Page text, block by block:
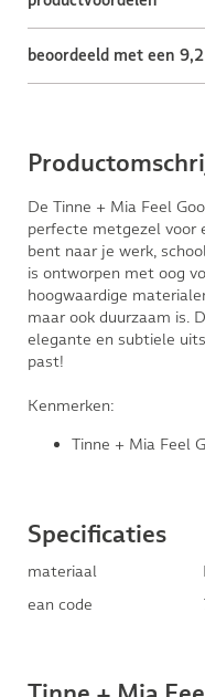
beoordeeld met een 9,2
De Tinne + Mia Feel
perfecte metgezel voor
bent naar je werk,
is ontworpen met oog
hoogwaardige
maar ook duurzaam is.
elegante en subtiele
past!
Kenmerken:
Tinne + Mia Feel
Specificaties
materiaal
ean code